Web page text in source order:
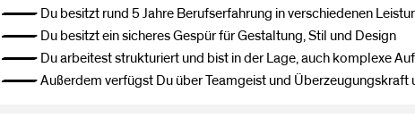
— Du besitzt rund 5 Jahre Berufserfahrung in verschiedenen
— Du besitzt ein sicheres Gespür für Gestaltung, Stil und Design
— Du arbeitest strukturiert und bist in der Lage, auch komplexe
— Außerdem verfügst Du über Teamgeist und Überzeugungskraft